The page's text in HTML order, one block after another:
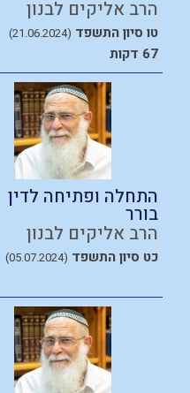
הרב אליקים לבנון
טו סיון התשפד (21.06.2024)
67 דקות
התחלה ופתיחה לדין
בורר
הרב אליקים לבנון
כט סיון התשפד (05.07.2024)